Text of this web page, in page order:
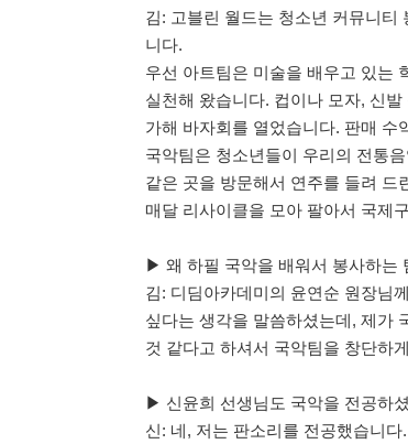
김: 고블린 월드는 청소년 커뮤니티
니다.
우선 아트팀은 미술을 배우고 있는
실천해 왔습니다. 컵이나 모자, 신
가해 바자회를 열었습니다. 판매 수
국악팀은 청소년들이 우리의 전통
같은 곳을 방문해서 연주를 들려 드
매달 리사이클을 모아 팔아서 국제
▶ 왜 하필 국악을 배워서 봉사하는
김: 디딤아카데미의 윤연순 원장님
싶다는 생각을 말씀하셨는데, 제가
것 같다고 하셔서 국악팀을 창단하
▶ 신윤희 선생님도 국악을 전공하
신: 네, 저는 판소리를 전공했습니